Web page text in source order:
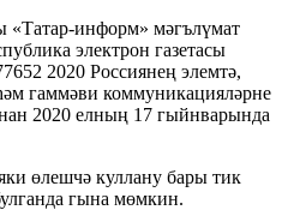
информ» мәгълүмат
электрон газетасы
2020 Россиянең элемтә,
гаммәви коммуникацияләрне
2020 елның 17 гыйнварында
өлешчә куллану бары тик
гына мөмкин.